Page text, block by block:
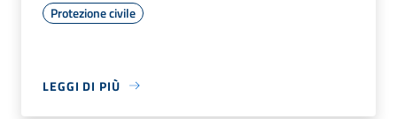
Protezione civile
LEGGI DI PIÙ